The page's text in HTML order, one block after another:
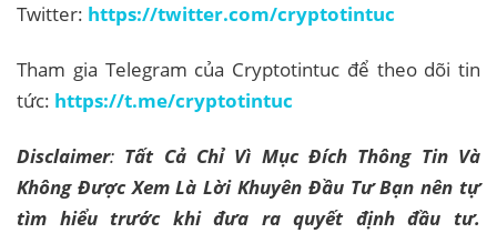
Twitter: https://twitter.com/cryptotintuc
Tham gia Telegram của Cryptotintuc để theo dõi tin
tức: https://t.me/cryptotintuc
Disclaimer: Tất Cả Chỉ Vì Mục Đích Thông Tin Và
Không Được Xem Là Lời Khuyên Đầu Tư Bạn nên tự
tìm hiểu trước khi đưa ra quyết định đầu tư.